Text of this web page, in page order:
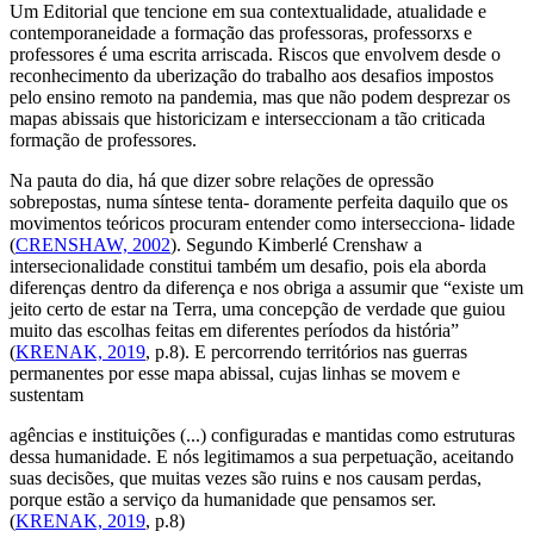
Um Editorial que tencione em sua contextualidade, atualidade e
contemporaneidade a formação das professoras, professorxs e
professores é uma escrita arriscada. Riscos que envolvem desde o
reconhecimento da uberização do trabalho aos desafios impostos
pelo ensino remoto na pandemia, mas que não podem desprezar os
mapas abissais que historicizam e interseccionam a tão criticada
formação de professores.
Na pauta do dia, há que dizer sobre relações de opressão
sobrepostas, numa síntese tenta- doramente perfeita daquilo que os
movimentos teóricos procuram entender como intersecciona- lidade
(CRENSHAW, 2002). Segundo Kimberlé Crenshaw a
intersecionalidade constitui também um desafio, pois ela aborda
diferenças dentro da diferença e nos obriga a assumir que “existe um
jeito certo de estar na Terra, uma concepção de verdade que guiou
muito das escolhas feitas em diferentes períodos da história”
(KRENAK, 2019, p.8). E percorrendo territórios nas guerras
permanentes por esse mapa abissal, cujas linhas se movem e
sustentam
agências e instituições (...) configuradas e mantidas como estruturas
dessa humanidade. E nós legitimamos a sua perpetuação, aceitando
suas decisões, que muitas vezes são ruins e nos causam perdas,
porque estão a serviço da humanidade que pensamos ser.
(KRENAK, 2019, p.8)